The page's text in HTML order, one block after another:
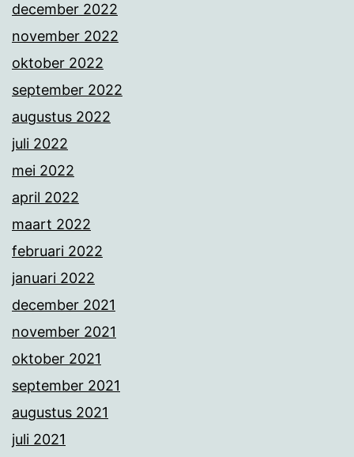
december 2022
november 2022
oktober 2022
september 2022
augustus 2022
juli 2022
mei 2022
april 2022
maart 2022
februari 2022
januari 2022
december 2021
november 2021
oktober 2021
september 2021
augustus 2021
juli 2021